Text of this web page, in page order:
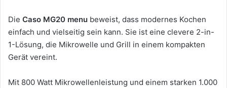
Die Caso MG20 menu beweist, dass modernes Kochen
einfach und vielseitig sein kann. Sie ist eine clevere 2-in-
1-Lösung, die Mikrowelle und Grill in einem kompakten
Gerät vereint.
Mit 800 Watt Mikrowellenleistung und einem starken 1.000